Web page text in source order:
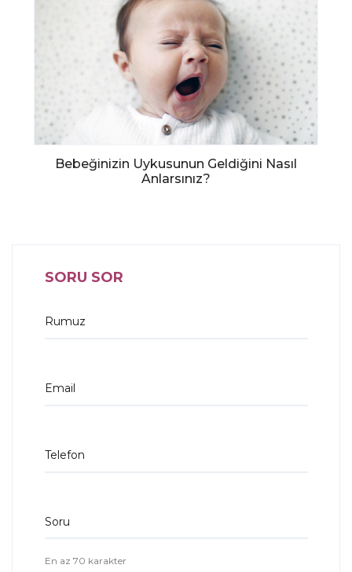
Bebeğinizin Uykusunun Geldiğini Nasıl
Anlarsınız?
SORU SOR
Rumuz
Email
Telefon
Soru
En az 70 karakter